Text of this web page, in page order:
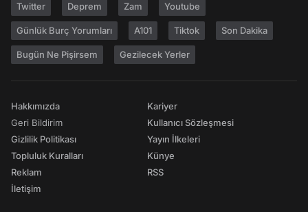
Twitter Deprem Zam Youtube
Günlük Burç Yorumları A101 Tiktok Son Dakika
Bugün Ne Pişirsem Gezilecek Yerler
Hakkımızda
Geri Bildirim
Gizlilik Politikası
Topluluk Kuralları
Reklam
İletişim
Kariyer
Kullanıcı Sözleşmesi
Yayın İlkeleri
Künye
RSS